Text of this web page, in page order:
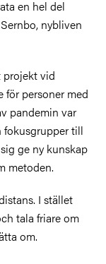
en hel del
nybliven
projekt vid
för personer med
pandemin var
fokusgrupper till
ge ny kunskap
metoden.
I stället
tala friare om
om.